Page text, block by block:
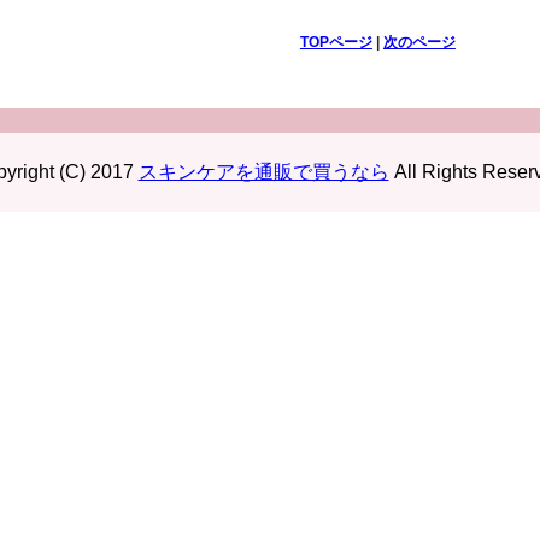
TOPページ| 次のページ
(C) 2017 スキンケアを通販で買うなら All Rights